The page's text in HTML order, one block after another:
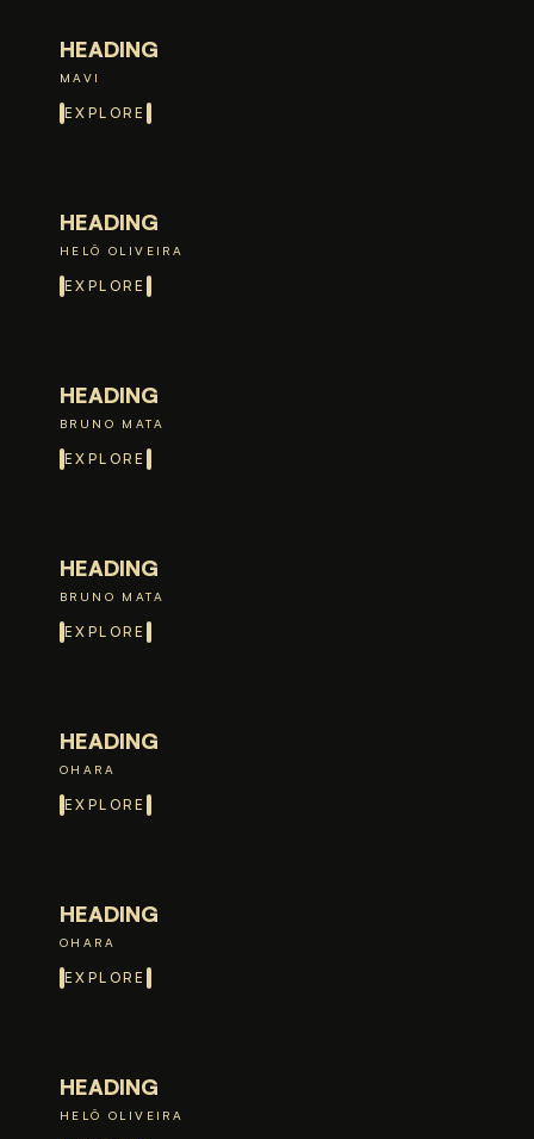
HEADING
MAVI
EXPLORE
HEADING
HELÔ OLIVEIRA
EXPLORE
HEADING
BRUNO MATA
EXPLORE
HEADING
BRUNO MATA
EXPLORE
HEADING
OHARA
EXPLORE
HEADING
OHARA
EXPLORE
HEADING
HELÔ OLIVEIRA